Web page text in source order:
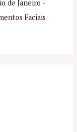
de Janeiro -
Faciais